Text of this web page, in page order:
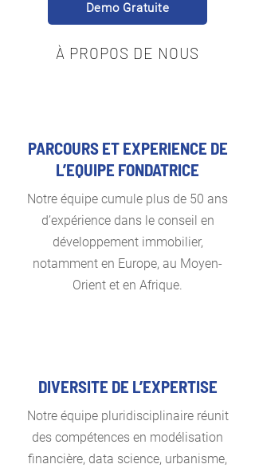
Demo Gratuite
À PROPOS DE NOUS
PARCOURS ET EXPERIENCE DE
L’EQUIPE FONDATRICE
Notre équipe cumule plus de 50 ans
d’expérience dans le conseil en
développement immobilier,
notamment en Europe, au Moyen-
Orient et en Afrique.
DIVERSITE DE L’EXPERTISE
Notre équipe pluridisciplinaire réunit
des compétences en modélisation
financière, data science, urbanisme,